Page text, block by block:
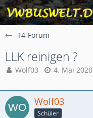
T4-Forum
LLK reinigen ?
Wolf03 4. Mai 2020
Wolf03
Schüler